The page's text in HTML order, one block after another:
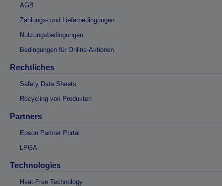
AGB
Zahlungs- und Lieferbedingungen
Nutzungsbedingungen
Bedingungen für Online-Aktionen
Rechtliches
Safety Data Sheets
Recycling von Produkten
Partners
Epson Partner Portal
LPGA
Technologies
Heat-Free Technology